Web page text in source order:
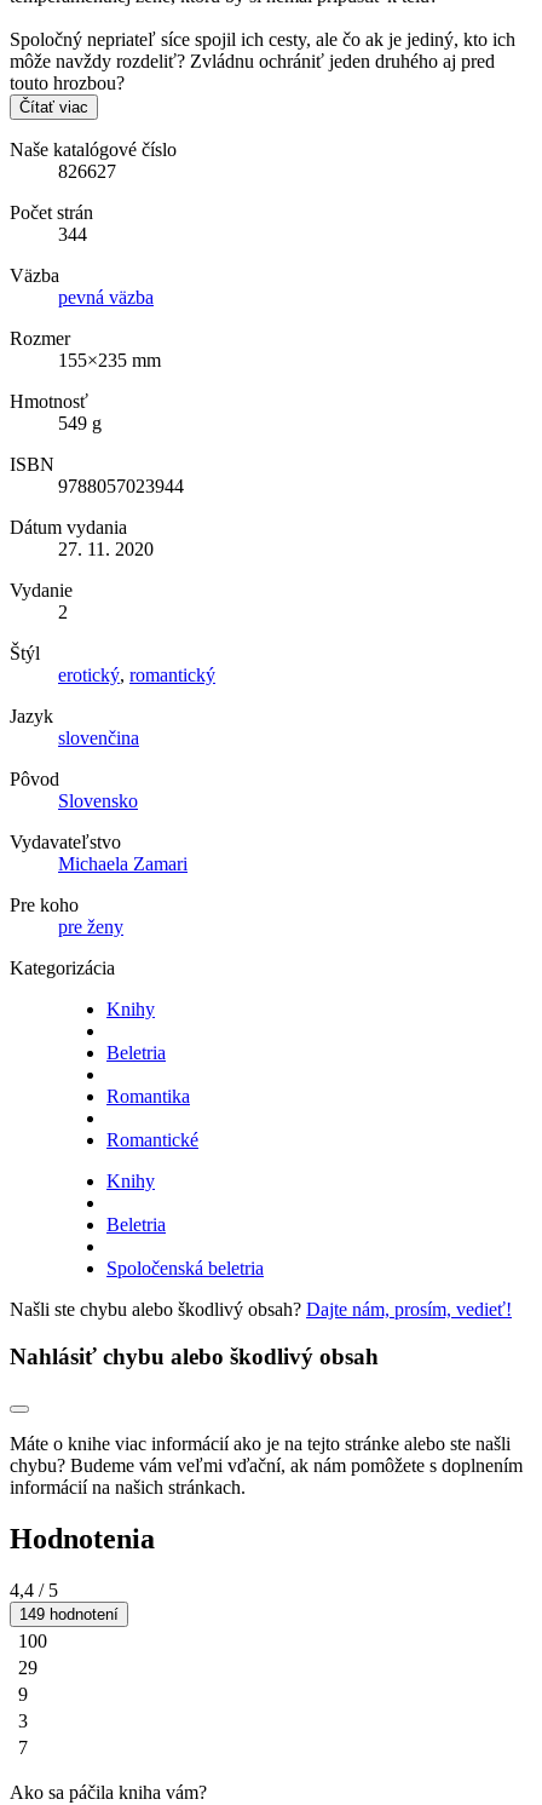
Spoločný nepriateľ síce spojil ich cesty, ale čo ak je jediný, kto ich
môže navždy rozdeliť? Zvládnu ochrániť jeden druhého aj pred
touto hrozbou?
Čítať viac
Naše katalógové číslo
826627
Počet strán
344
Väzba
pevná väzba
Rozmer
155×235 mm
Hmotnosť
549 g
ISBN
9788057023944
Dátum vydania
27. 11. 2020
Vydanie
2
Štýl
erotický, romantický
Jazyk
slovenčina
Pôvod
Slovensko
Vydavateľstvo
Michaela Zamari
Pre koho
pre ženy
Kategorizácia
Knihy
Beletria
Romantika
Romantické
Knihy
Beletria
Spoločenská beletria
Našli ste chybu alebo škodlivý obsah? Dajte nám, prosím, vedieť!
Nahlásiť chybu alebo škodlivý obsah
Máte o knihe viac informácií ako je na tejto stránke alebo ste našli
chybu? Budeme vám veľmi vďační, ak nám pomôžete s doplnením
informácií na našich stránkach.
Hodnotenia
4,4 / 5
149 hodnotení
100
29
9
3
7
Ako sa páčila kniha vám?